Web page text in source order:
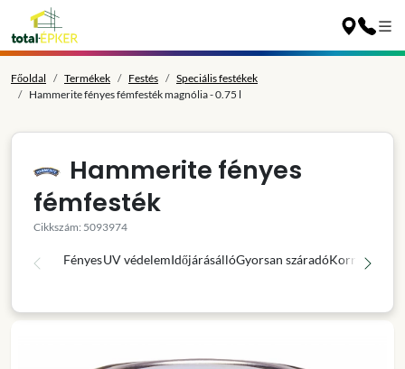
Főoldal Termékek Festés
Speciális festékek
Hammerite fényes fémfesték magnólia - 0.75 l
Hammerite fényes
fémfesték
Cikkszám: 5093974
FényesUV védelemIdőjárásállóGyorsan száradó